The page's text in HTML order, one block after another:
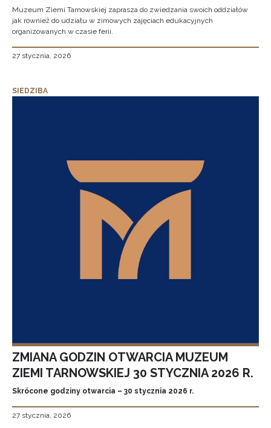
Muzeum Ziemi Tarnowskiej zaprasza do zwiedzania swoich oddziałów
jak również do udziału w zimowych zajęciach edukacyjnych
organizowanych w czasie ferii.
27 stycznia, 2026
SIEDZIBA
ZMIANA GODZIN OTWARCIA MUZEUM
ZIEMI TARNOWSKIEJ 30 STYCZNIA 2026 R.
Skrócone godziny otwarcia – 30 stycznia 2026 r.
27 stycznia, 2026